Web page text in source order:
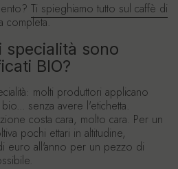
Ti spieghiamo tutto sul caffè di
completa.
specialità sono
BIO?
molti produttori applicano
senza avere l'etichetta.
costa cara, molto cara. Per un
pochi ettari in altitudine,
euro all'anno per un pezzo di